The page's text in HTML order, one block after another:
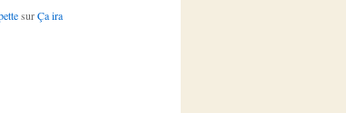
surÇa ira